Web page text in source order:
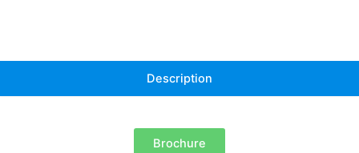
Description
Brochure